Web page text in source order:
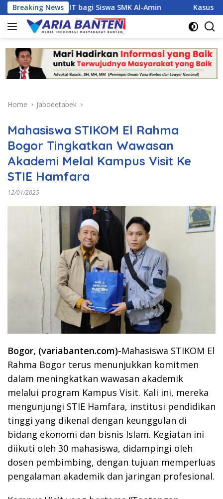
Skip
to
content
Breaking News
IT bagi Siswa SMK Al-Amin Kasus Dugaan
Home Jabodetabek
Mahasiswa STIKOM El Rahma
Bogor Tingkatkan Wawasan
Akademi Melal Kampus Visit Ke
STIE Hamfara
12/01/2025
Bogor, (variabanten.com)-Mahasiswa STIKOM El
Rahma Bogor terus menunjukkan komitmen
dalam meningkatkan wawasan akademik
melalui program Kampus Visit. Kali ini, mereka
mengunjungi STIE Hamfara, institusi pendidikan
tinggi yang dikenal dengan keunggulan di
bidang ekonomi dan bisnis Islam. Kegiatan ini
diikuti oleh 30 mahasiswa, didampingi oleh
dosen pembimbing, dengan tujuan memperluas
pengalaman akademik dan jaringan profesional.